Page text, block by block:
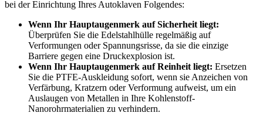
bei der Einrichtung Ihres Autoklaven Folgendes:
Wenn Ihr Hauptaugenmerk auf Sicherheit liegt:
Überprüfen Sie die Edelstahlhülle regelmäßig auf
Verformungen oder Spannungsrisse, da sie die einzige
Barriere gegen eine Druckexplosion ist.
Wenn Ihr Hauptaugenmerk auf Reinheit liegt: Ersetzen
Sie die PTFE-Auskleidung sofort, wenn sie Anzeichen von
Verfärbung, Kratzern oder Verformung aufweist, um ein
Auslaugen von Metallen in Ihre Kohlenstoff-
Nanorohrmaterialien zu verhindern.